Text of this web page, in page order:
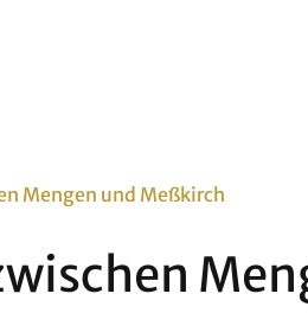
Mengen und Meßkirch